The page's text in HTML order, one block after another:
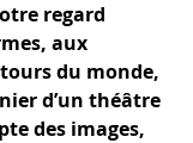
regard
aux
du monde,
d’un théâtre
des images,